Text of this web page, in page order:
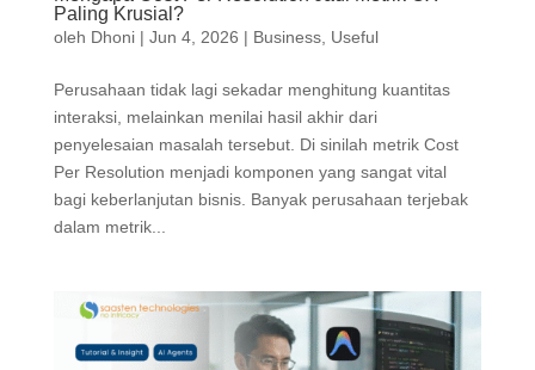
Paling Krusial?
oleh Dhoni| Jun 4, 2026 | Business, Useful
Perusahaan tidak lagi sekadar menghitung kuantitas
interaksi, melainkan menilai hasil akhir dari
penyelesaian masalah tersebut. Di sinilah metrik Cost
Per Resolution menjadi komponen yang sangat vital
bagi keberlanjutan bisnis. Banyak perusahaan terjebak
dalam metrik...